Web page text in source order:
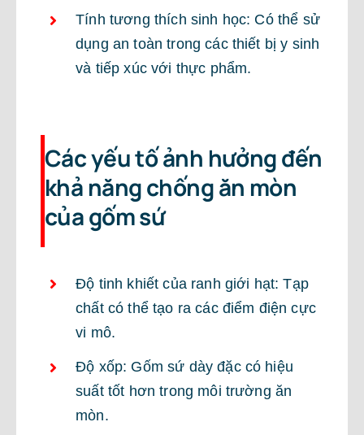
Tính tương thích sinh học: Có thể sử
dụng an toàn trong các thiết bị y sinh
và tiếp xúc với thực phẩm.
Các yếu tố ảnh hưởng đến
khả năng chống ăn mòn
của gốm sứ
Độ tinh khiết của ranh giới hạt: Tạp
chất có thể tạo ra các điểm điện cực
vi mô.
Độ xốp: Gốm sứ dày đặc có hiệu
suất tốt hơn trong môi trường ăn
mòn.